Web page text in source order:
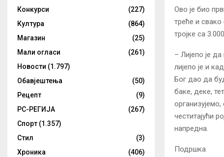
Ово је био
треће и
тројке са 3.000.
– Лијепо је
лијепо је и
Бог дао да
баке, деке,
честитајући
напредна.
Подршка
Конкурси
(227)
Култура
(864)
Магазин
(25)
Мали огласи
(261)
Новости (1.797)
Обавјештења
(50)
Рецепт
(9)
РС-РЕГИЈА
(267)
Спорт (1.357)
Стил
(3)
Хроника
(406)